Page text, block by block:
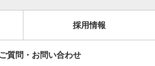
採用情報
質問・お問い合わせ